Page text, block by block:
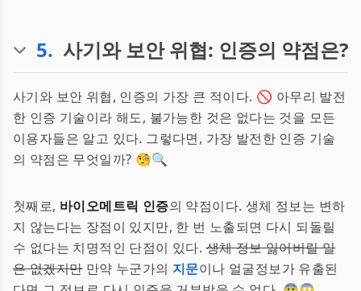
5. 사기와 보안 위협: 인증의 약점은?
사기와 보안 위협, 인증의 가장 큰 적이다. 🚫 아무리 발전
한 인증 기술이라 해도, 불가능한 것은 없다는 것을 모든
이용자들은 알고 있다. 그렇다면, 가장 발전한 인증 기술
의 약점은 무엇일까? 🧐🔍
첫째로, 바이오메트릭 인증의 약점이다. 생체 정보는 변하
지 않는다는 장점이 있지만, 한 번 노출되면 다시 되돌릴
수 없다는 치명적인 단점이 있다.생체 정보 잃어버릴 일
은 없겠지만만약 누군가의 지문이나 얼굴정보가 유출된